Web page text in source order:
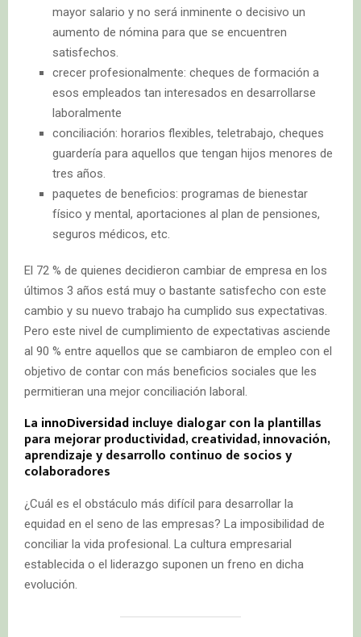
mayor salario y no será inminente o decisivo un
aumento de nómina para que se encuentren
satisfechos.
crecer profesionalmente: cheques de formación a
esos empleados tan interesados en desarrollarse
laboralmente
conciliación: horarios flexibles, teletrabajo, cheques
guardería para aquellos que tengan hijos menores de
tres años.
paquetes de beneficios: programas de bienestar
físico y mental, aportaciones al plan de pensiones,
seguros médicos, etc.
El 72 % de quienes decidieron cambiar de empresa en los
últimos 3 años está muy o bastante satisfecho con este
cambio y su nuevo trabajo ha cumplido sus expectativas.
Pero este nivel de cumplimiento de expectativas asciende
al 90 % entre aquellos que se cambiaron de empleo con el
objetivo de contar con más beneficios sociales que les
permitieran una mejor conciliación laboral.
La innoDiversidadincluye dialogar con la plantillas
para mejorar productividad, creatividad, innovación,
aprendizaje y desarrollo continuo de socios y
colaboradores
¿Cuál es el obstáculo más difícil para desarrollar la
equidad en el seno de las empresas? La imposibilidad de
conciliar la vida profesional. La cultura empresarial
establecida o el liderazgo suponen un freno en dicha
evolución.